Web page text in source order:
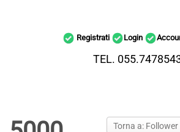
Registrati Login
TEL.
Torna a: